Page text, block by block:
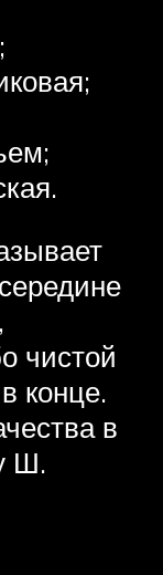
чистой
конце.
в
Ш.